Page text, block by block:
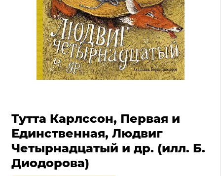
Тутта Карлссон, Первая и
Единственная, Людвиг
Четырнадцатый и др. (илл. Б.
Диодорова)